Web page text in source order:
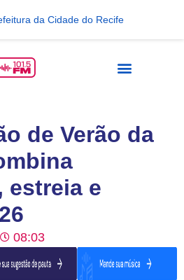
da Cidade do Recife
de Verão da
estreia e
08:03